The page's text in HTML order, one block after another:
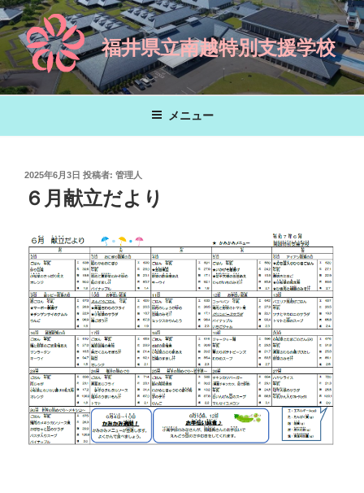
コ
ン
テ
ン
ツ
福井県立南越特別支援学校
メニュー
投
稿
日:
2025年6月3日 投稿者: 管理人
６月献立だより